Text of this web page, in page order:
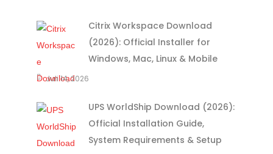
Citrix Workspace Download
(2026): Official Installer for
Windows, Mac, Linux & Mobile
Juli 14, 2026
UPS WorldShip Download (2026):
Official Installation Guide,
System Requirements & Setup